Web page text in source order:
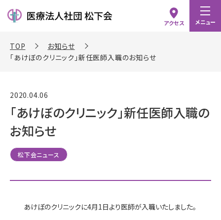
アクセス メニュー
TOP
お知らせ
「あけぼのクリニック」新任医師入職のお知らせ
2020.04.06
「あけぼのクリニック」新任医師入職の
お知らせ
松下会ニュース
あけぼのクリニックに4月1日より医師が入職いたしました。